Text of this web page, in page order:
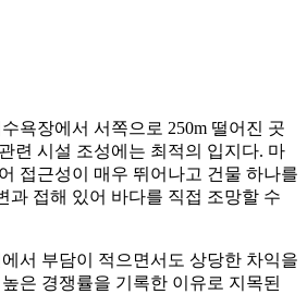
욕장에서 서쪽으로 250m 떨어진 곳
련 시설 조성에는 최적의 입지다. 마
접근성이 매우 뛰어나고 건물 하나를
과 접해 있어 바다를 직접 조망할 수
서 부담이 적으면서도 상당한 차익을
은 경쟁률을 기록한 이유로 지목된